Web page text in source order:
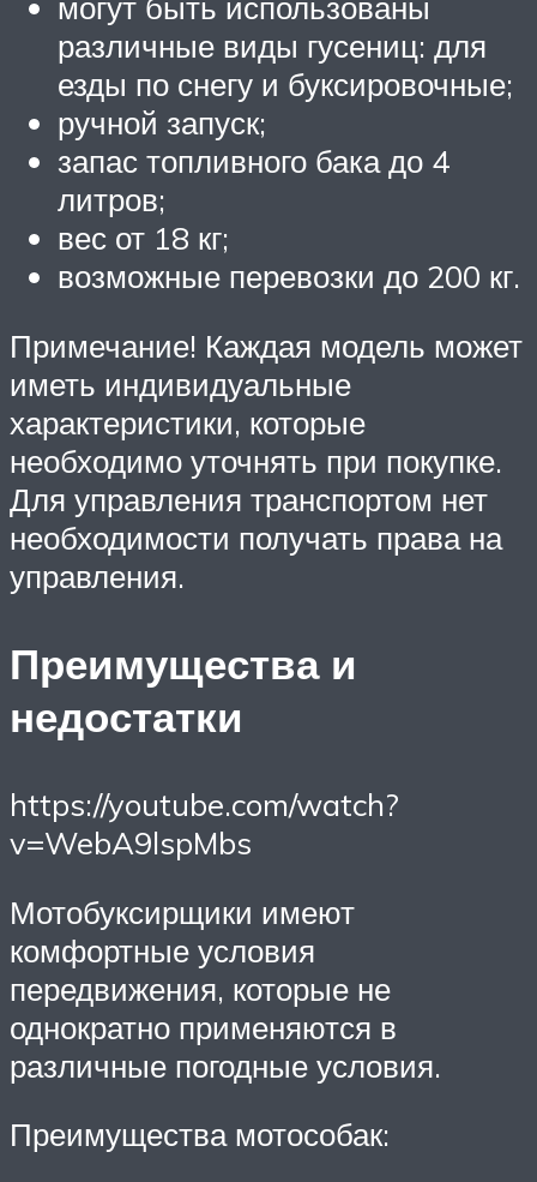
различные виды гусениц: для
езды по снегу и буксировочные;
ручной запуск;
запас топливного бака до 4
литров;
вес от 18 кг;
возможные перевозки до 200 кг.
Примечание! Каждая модель может
иметь индивидуальные
характеристики, которые
необходимо уточнять при покупке.
Для управления транспортом нет
необходимости получать права на
управления.
Преимущества и
недостатки
https://youtube.com/watch?
v=WebA9lspMbs
Мотобуксирщики имеют
комфортные условия
передвижения, которые не
однократно применяются в
различные погодные условия.
Преимущества мотособак: